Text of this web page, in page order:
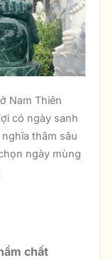
Nam Thiên
có ngày sanh
thâm sâu
ngày mùng
chất